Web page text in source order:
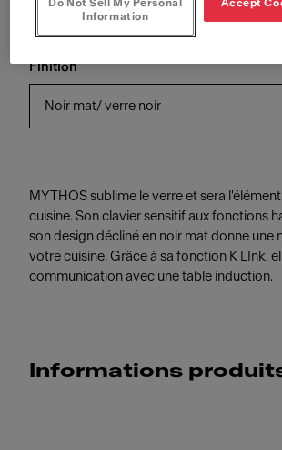
Finition
Noir mat/ verre noir
MYTHOS sublime le verre et sera
cuisine. Son clavier sensitif aux fonctions
son design décliné en noir mat donne une
votre cuisine. Grâce à sa fonction K LInk,
communication avec une table induction.
Informations
Do Not Sell My Personal
Information
Accept